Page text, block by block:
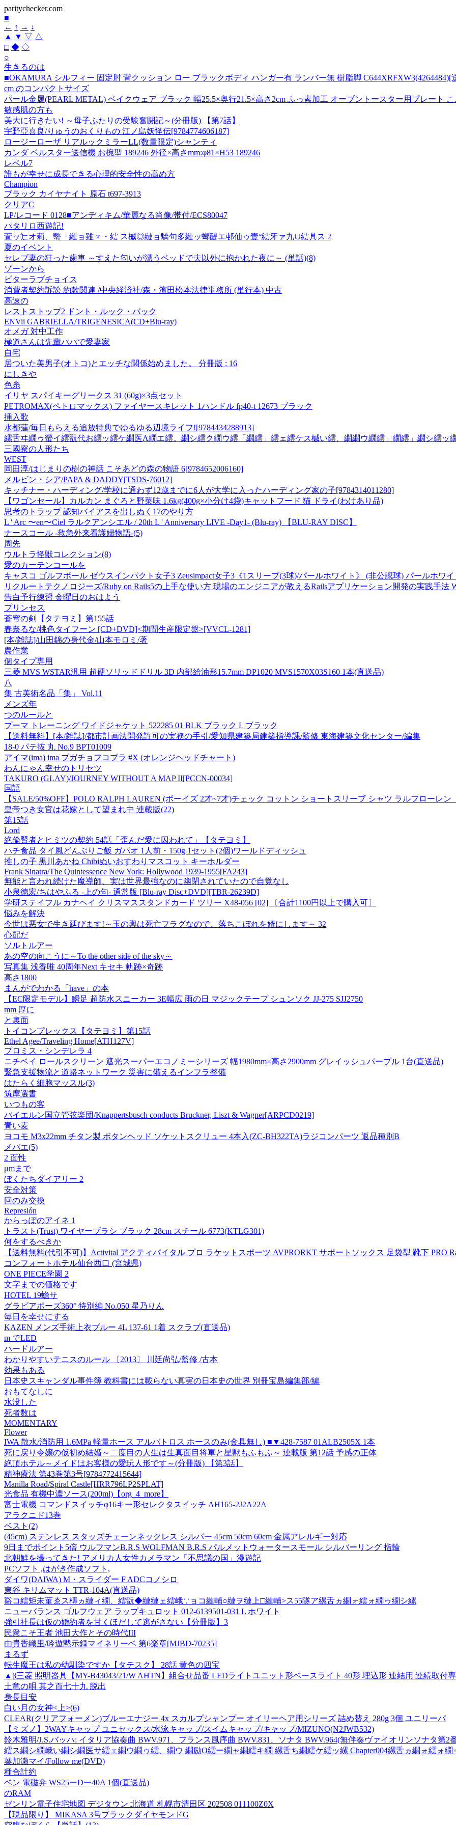
paritychecker.com
■
← ↑ → ↓
▲
▼ ▽ △
□ ◆ ◇
○
生きるのは
■OKAMURA シルフィー 固定肘 背クッション ロー ブラックボディ ハンガー有 ランバー無 樹脂脚
cm のコンパクトサイズ
パール金属(PEARL METAL) ベイクウェア ブラック 幅25.5×奥行21.5×高さ2cm ふっ素加工 オーブントースター用プレート
敏感肌の方も
美大に行きたい! ～母子ふたりの受験奮闘記～(分冊版) 【第7話】
宇野亞喜良/りゅうのおくりもの 江ノ島妖怪伝[9784774606187]
ロージーローザ リアルックミラーLL(数量限定)シャンティ
カンダ ベルスター送信機 お椀型 189246 外径×高さmm:φ81×H53 189246
レベル7
誰もが幸せに成長できる心理的安全性の高め方
Champion
ブラック カイヤナイト 原石 t697-3913
クリアC
LP/レコード 0128■アンディキム/華麗なる肖像/帯付/ECS80047
パタリロ西遊記!
萓ッ辷オ莉、螫「縺ョ雖∝・繧 ス槭◎縺ョ驕句多縺ッ螂醍エ邨仙ゥ壹°繧牙ァ九∪繧具ス 2
夏のイベント
セレブ妻の狂った歯車 ～すえた匂いが漂うベッドで夫以外に抱かれた夜に～ (単話)(8)
ゾーンから
ビターラブチョイス
消費者契約訴訟 約款関連 /中央経済社/森・濱田松本法律事務所 (単行本) 中古
高速の
レストストップ2 ドント・ルック・バック
ENVii GABRIELLA/TRIGENESICA(CD+Blu-ray)
オメガ 対中工作
極道さんは先輩パパで愛妻家
自宅
居ついた美男子(オトコ)とエッチな関係始めました。 分冊版 : 16
にしきや
色糸
イリヤ スパイキーグリークス 31 (60g)×3点セット
PETROMAX(ペトロマックス) ファイヤースキレット 1ハンドル fp40-t 12673 ブラック
挿入歌
水都蓮/毎日もらえる追放特典でゆるゆる辺境ライフ![9784434288913]
縲舌ヰ繝ゥ螢イ繧翫代お繧ッ繧ケ繝医Λ繝エ繧。繝シ繧ク繝ウ繧「繝繧」繧ェ繧ケス槭い繧、繝繝ウ繝繧」繝繧」繝シ繧ッ
三國寮の人形たち
WEST
岡田淳/はじまりの樹の神話 こそあどの森の物語 6[9784652006160]
メルビン・シア/PAPA & DADDY[TSDS-76012]
キッチナー・ハーディング/学校に通わず12歳までに6人が大学に入ったハーディング家の子[9784314011280]
【ワゴンセール】カルカン まぐろと野菜味 1.6kg(400g×小分け4袋)キャットフード 猫 ドライ(わけあり品)
思考のトラップ 認知バイアスを出しぬく17のやり方
L ' Arc 〜en〜Ciel ラルクアンシエル / 20th L ' Anniversary LIVE -Day1- (Blu-ray) 【BLU-RAY DISC】
ナースコール -救急外来看護婦物語-(5)
周先
ウルトラ怪獣コレクション(8)
愛のカーテンコールを
キャスコ ゴルフボール ゼウスインパクト女子3 Zeusimpact女子3《1スリーブ(3球)/パールホワイト》 (非公認球) パールホワイ
リクルートテクノロジーズ/Ruby on Rails5の上手な使い方 現場のエンジニアが教えるRailsアプリケーション開発の実践手法
告白予行練習 金曜日のおはよう
プリンセス
蒼穹の剣【タテヨミ】第155話
春奈るな/桃色タイフーン [CD+DVD]<期間生産限定盤>[VVCL-1281]
[本/雑誌]/山田錦の身代金/山本モロミ/著
農作業
個タイプ専用
三菱 MVS WSTAR汎用 超硬ソリッドドリル 3D 内部給油形15.7mm DP1020 MVS1570X03S160 1本(直送品)
八
集 古美術名品「集」 Vol.11
メンズ年
つのルールと
プーマ トレーニング ワイドジャケット 522285 01 BLK ブラック L ブラック
【送料無料】[本/雑誌]/都市計画法開発許可の実務の手引/愛知県建築局建築指導課/監修 東海建築文化センター/編集
18-0 パテ抜 丸 No.9 BPT01009
アイマ(ima) ima プガチョフコブラ #X (オレンジヘッドチャート)
わんにゃん幸せのトリセツ
TAKURO (GLAY)/JOURNEY WITHOUT A MAP II[PCCN-00034]
国語
【SALE/50%OFF】POLO RALPH LAUREN (ボーイズ 2才~7才)チェック コットン ショートスリーブ シャツ ラルフローレン
皇帝つき女官は花嫁として望まれ中 連載版(22)
第15話
Lord
絶倫賢者とヒミツの契約 54話「歪んだ愛に囚われて」【タテヨミ】
ハチ食品 タイ風どんぶりご飯 ガパオ 1人前・150g 1セット(2個)ワールドディッシュ
推しの子 黒川あかね Chibiぬいおすわりマスコット キーホルダー
Frank Sinatra/The Quintessence New York: Hollywood 1939-1955[FA243]
無能と言われ続けた魔導師、実は世界最強なのに幽閉されていたので自覚なし
小泉徳宏/ちはやふる -上の句- 通常版 [Blu-ray Disc+DVD][TBR-26239D]
学研ステイフル カナヘイ クリスマススタンドカード ツリー X48-056 [02] 〔合計1100円以上で購入可〕
悩みを解決
今世は悪女で生き延びます!～玉の輿は死亡フラグなので、落ちこぼれを婿にします～ 32
心配だ
ソルトルアー
あの空の向こうに～To the other side of the sky～
写真集 浅香唯 40周年Next キセキ 軌跡×奇跡
高さ1800
まんがでわかる「have」の本
【EC限定モデル】瞬足 超防水スニーカー 3E幅広 雨の日 マジックテープ シュンソク JJ-275 SJJ2750
mm 厚に
と裏面
トイコンプレックス【タテヨミ】第15話
Ethel Agee/Traveling Home[ATH127V]
プロミス・シンデレラ 4
ニチベイ ロールスクリーン 遮光スーパーエコノミーシリーズ 幅1980mm×高さ2900mm グレイッシュパープル 1台(直送品)
緊急支援物流と道路ネットワーク 災害に備えるインフラ整備
はたらく細胞マッスル(3)
筑摩選書
いつもの客
バイエルン国立管弦楽団/Knappertsbusch conducts Bruckner, Liszt & Wagner[ARPCD0219]
青い麦
ヨコモ M3x22mm チタン製 ボタンヘッド ソケットスクリュー 4本入(ZC-BH322TA)ラジコンパーツ 返品種別B
メバエ(5)
2 面性
μmまで
ぼくたちダイアリー 2
安全対策
回のみ交換
Represión
からっぽのアイネ 1
トラスト(Trust) ワイヤーブラシ ブラック 28cm スチール 6773(KTLG301)
何をするべきか
【送料無料(代引不可)】Activital アクティバイタル プロ ラケットスポーツ AVPRORKT サポートソックス 足袋型 靴下 PRO
コンフォートホテル仙台西口 (宮城県)
ONE PIECE学園 2
文字までの価格です
HOTEL 19蟾サ
グラビアポーズ360° 特別編 No.050 星乃りん
毎日を幸せにする
KAZEN メンズ手術上衣ブルー 4L 137-61 1着 スクラブ(直送品)
m でLED
ハードルアー
わかりやすいテニスのルール 〔2013〕 川廷尚弘/監修 /古本
効果もある
日本史スキャンダル事件簿 教科書には載らない真実の日本史の世界 別冊宝島編集部/編
おもてなしに
水没した
死者数は
MOMENTARY
Flower
IWA 散水/消防用 1.6MPa 軽量ホース アルバトロス ホースのみ(金具無し) ■▼428-7587 01ALB2505X 1本
死に戻り令嬢の仮初め結婚～二度目の人生は生真面目将軍と星獣もふもふ～ 連載版 第12話 予感の正体
絶頂ホテル～メイドはお客様の愛玩人形です～(分冊版) 【第3話】
精神療法 第43巻第3号[9784772415644]
Manilla Road/Spiral Castle[HRR796LP2SPLAT]
光食品 有機中濃ソース(200ml)【org_4_more】
富士電機 コマンドスイッチφ16キー形セレクタスイッチ AH165-2J2A22A
アラクニド13巻
ベスト(2)
(45cm) ステンレス スタッズチェーンネックレス シルバー 45cm 50cm 60cm 金属アレルギー対応
9日までポイント5倍 ウルフマンB.R.S WOLFMAN B.R.S パルメットウォータースモール シルバーリング 指輪
北朝鮮を撮ってきた! アメリカ人女性カメラマン「不思議の国」漫遊記
PCソフト ,はがき作成ソフト,
ダイワ(DAIWA) M・スライダー F ADCコノシロ
東谷 キリムマット TTR-104A(直送品)
谿コ繧矩未菫ゑス槫ヵ縺ィ繝、繧翫◆縺縺ェ繧峨∵ョコ縺輔○縺ヲ縺上□縺輔>ス55隧ア縲舌ヵ繝ォ繧ォ繝ゥ繝シ縲
ニューバランス ゴルフウェア ラップキュロット 012-6139501-031 L ホワイト
強引社長は仮の婚約者を甘くほだして逃がさない【分冊版】3
民衆こそ王者 池田大作とその時代III
由貴香織里/吟遊黙示録マイネリーベ 第6楽章[MJBD-70235]
まるず
転生魔王は私の幼馴染ですか【タテスク】 28話 黄色の四宝
▲β三菱 照明器具【MY-B43043/21/W AHTN】組合せ品番 LEDライトユニット形ベースライト 40形 埋込形 連結用 連続取付
土竜の唄 其之百七十九 脱出
身長目安
白い月の女神<上>(6)
CLEAR(クリアフォーメン)ブルーエナジー 4x スカルプシャンプー オイリーヘア用シリーズ 詰め替え 280g 3個 ユニリーバ
【ミズノ】2WAYキャップ ユニセックス/水泳キャップ/スイムキャップ/キャップ/MIZUNO(N2JWB532)
鈴木雅明/J.S.バッハ: イタリア協奏曲 BWV.971、フランス風序曲 BWV.831、ソナタ BWV.964(無伴奏ヴァイオリンソナタ第2
繧ス繝シ繝峨い繝シ繝医サ繧ェ繝ウ繝ゥ繧、繝ウ 繝励Ο繧ー繝ャ繝繧キ繝 縲舌ち繝繧ケ繧ッ縲 Chapter004縲舌ヵ繝ォ繧ォ繝
葉加瀬マイ/Follow me(DVD)
種合計約
ベン 電磁弁 WS25ーDー40A 1個(直送品)
のRAM
ゼンリン電子住宅地図 デジタウン 北海道 札幌市清田区 202508 011100Z0X
【現品限り】 MIKASA 3号ブラックダイヤモンドG